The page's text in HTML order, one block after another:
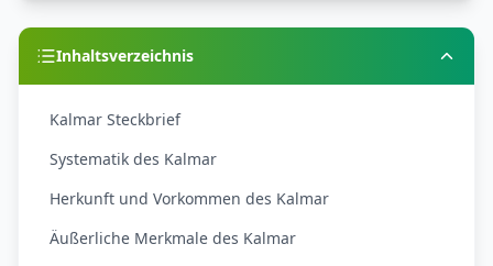
Inhaltsverzeichnis
Kalmar Steckbrief
Systematik des Kalmar
Herkunft und Vorkommen des Kalmar
Äußerliche Merkmale des Kalmar